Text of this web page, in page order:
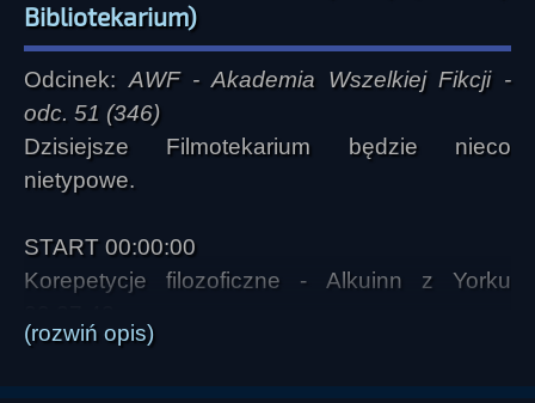
Bibliotekarium)
Odcinek: AWF - Akademia Wszelkiej Fikcji -
odc. 51 (346)
Dzisiejsze Filmotekarium będzie nieco
nietypowe.
START 00:00:00
Korepetycje filozoficzne - Alkuinn z Yorku
Jurjan - Podróż sentymentalna 00:35:39
(rozwiń opis)